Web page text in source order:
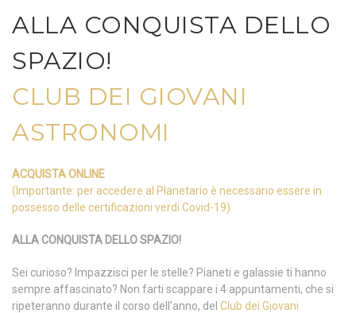
ALLA CONQUISTA DELLO
SPAZIO!
CLUB DEI GIOVANI
ASTRONOMI
ACQUISTA ONLINE
(Importante: per accedere al Planetario è necessario essere in
possesso delle certificazioni verdi Covid-19)
ALLA CONQUISTA DELLO SPAZIO!
Sei curioso? Impazzisci per le stelle? Pianeti e galassie ti hanno
sempre affascinato? Non farti scappare i 4 appuntamenti, che si
ripeteranno durante il corso dell’anno, del Club dei Giovani